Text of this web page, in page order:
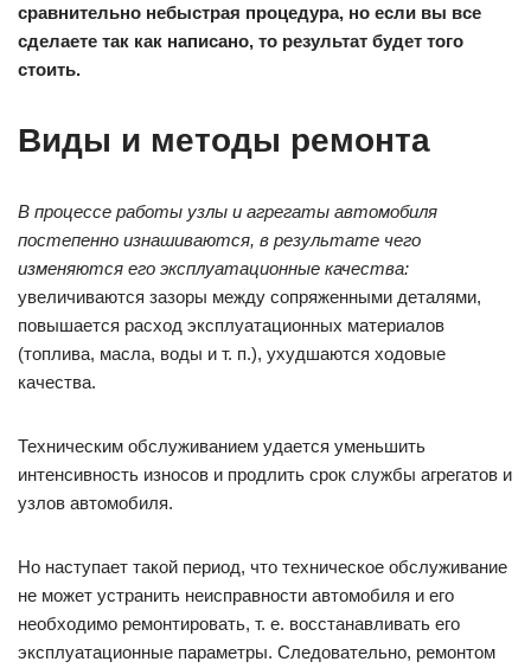
сравнительно небыстрая процедура, но если вы все
сделаете так как написано, то результат будет того
стоить.
Виды и методы ремонта
В процессе работы узлы и агрегаты автомобиля
постепенно изнашиваются, в результате чего
изменяются его эксплуатационные качества:
увеличиваются зазоры между сопряженными деталями,
повышается расход эксплуатационных материалов
(топлива, масла, воды и т. п.), ухудшаются ходовые
качества.
Техническим обслуживанием удается уменьшить
интенсивность износов и продлить срок службы агрегатов и
узлов автомобиля.
Но наступает такой период, что техническое обслуживание
не может устранить неисправности автомобиля и его
необходимо ремонтировать, т. е. восстанавливать его
эксплуатационные параметры. Следовательно, ремонтом